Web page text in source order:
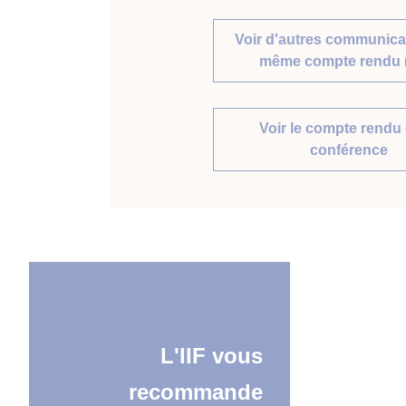
Voir d'autres
même compte rendu
Voir le compte rendu
conférence
L'IIF vous
recommande